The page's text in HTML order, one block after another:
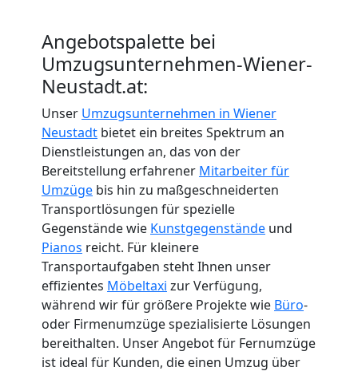
Angebotspalette bei
Umzugsunternehmen-Wiener-
Neustadt.at:
Unser Umzugsunternehmen in Wiener
Neustadt bietet ein breites Spektrum an
Dienstleistungen an, das von der
Bereitstellung erfahrener Mitarbeiter für
Umzüge bis hin zu maßgeschneiderten
Transportlösungen für spezielle
Gegenstände wie Kunstgegenstände und
Pianos reicht. Für kleinere
Transportaufgaben steht Ihnen unser
effizientes Möbeltaxi zur Verfügung,
während wir für größere Projekte wie Büro-
oder Firmenumzüge spezialisierte Lösungen
bereithalten. Unser Angebot für Fernumzüge
ist ideal für Kunden, die einen Umzug über
Internationaler
Umzug
Nationaler
Umzug